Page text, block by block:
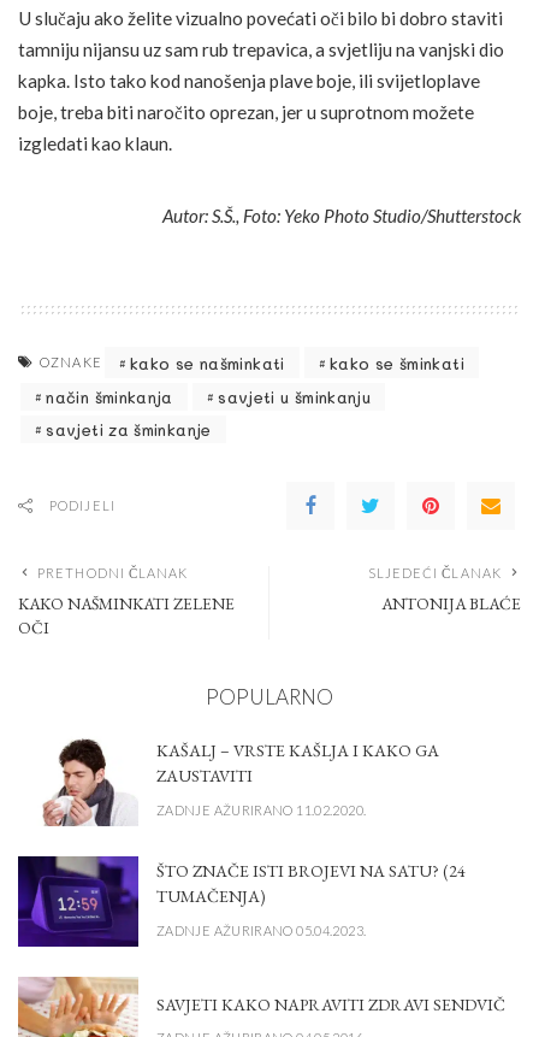
U slučaju ako želite vizualno povećati oči bilo bi dobro staviti
tamniju nijansu uz sam rub trepavica, a svjetliju na vanjski dio
kapka. Isto tako kod nanošenja plave boje, ili svijetloplave
boje, treba biti naročito oprezan, jer u suprotnom možete
izgledati kao klaun.
Autor: S.Š., Foto: Yeko Photo Studio/Shutterstock
OZNAKE kako se našminkati
kako se šminkati
način šminkanja
savjeti u šminkanju
savjeti za šminkanje
PODIJELI
PRETHODNI ČLANAK
KAKO NAŠMINKATI ZELENE
OČI
SLJEDEĆI ČLANAK
ANTONIJA BLAĆE
POPULARNO
KAŠALJ – VRSTE KAŠLJA I KAKO GA
ZAUSTAVITI
ZADNJE AŽURIRANO 11.02.2020.
ŠTO ZNAČE ISTI BROJEVI NA SATU? (24
TUMAČENJA)
ZADNJE AŽURIRANO 05.04.2023.
SAVJETI KAKO NAPRAVITI ZDRAVI SENDVIČ